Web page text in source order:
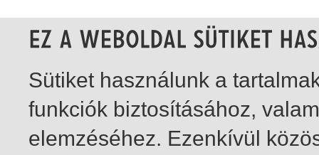
Sütiket használunk a
funkciók biztosításához,
elemzéséhez. Ezenkívül